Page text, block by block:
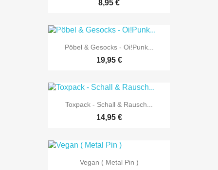
8,95 €
Pöbel & Gesocks - Oi!Punk...
19,95 €
Toxpack - Schall & Rausch...
14,95 €
Vegan ( Metal Pin )